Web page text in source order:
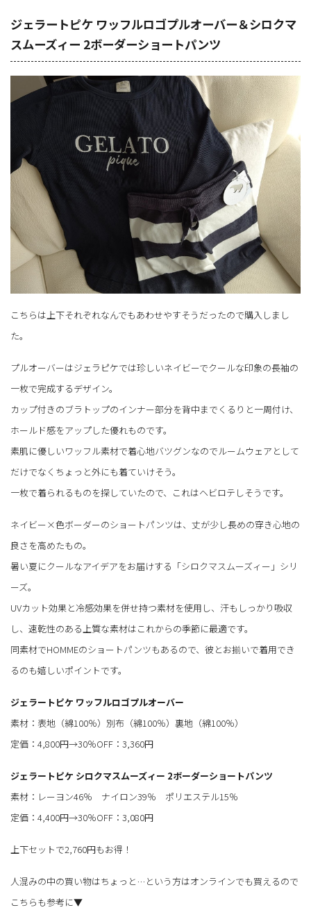
ジェラートピケ ワッフルロゴプルオーバー＆シロクマ
スムーズィー 2ボーダーショートパンツ
こちらは上下それぞれなんでもあわせやすそうだったので購入しまし
た。
プルオーバーはジェラピケでは珍しいネイビーでクールな印象の長袖の
一枚で完成するデザイン。
カップ付きのブラトップのインナー部分を背中までくるりと一周付け、
ホールド感をアップした優れものです。
素肌に優しいワッフル素材で着心地バツグンなのでルームウェアとして
だけでなくちょっと外にも着ていけそう。
一枚で着られるものを探していたので、これはヘビロテしそうです。
ネイビー×色ボーダーのショートパンツは、丈が少し長めの穿き心地の
良さを高めたもの。
暑い夏にクールなアイデアをお届けする「シロクマスムーズィー」シリ
ーズ。
UVカット効果と冷感効果を併せ持つ素材を使用し、汗もしっかり吸収
し、速乾性のある上質な素材はこれからの季節に最適です。
同素材でHOMMEのショートパンツもあるので、彼とお揃いで着用でき
るのも嬉しいポイントです。
ジェラートピケ ワッフルロゴプルオーバー
素材：表地（綿100％）別布（綿100％）裏地（綿100％）
定価：4,800円→30％OFF：3,360円
ジェラートピケ シロクマスムーズィー 2ボーダーショートパンツ
素材：レーヨン46％ ナイロン39％ ポリエステル15％
定価：4,400円→30％OFF：3,080円
上下セットで2,760円もお得！
人混みの中の買い物はちょっと…という方はオンラインでも買えるので
こちらも参考に▼